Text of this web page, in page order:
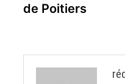
de Poitiers